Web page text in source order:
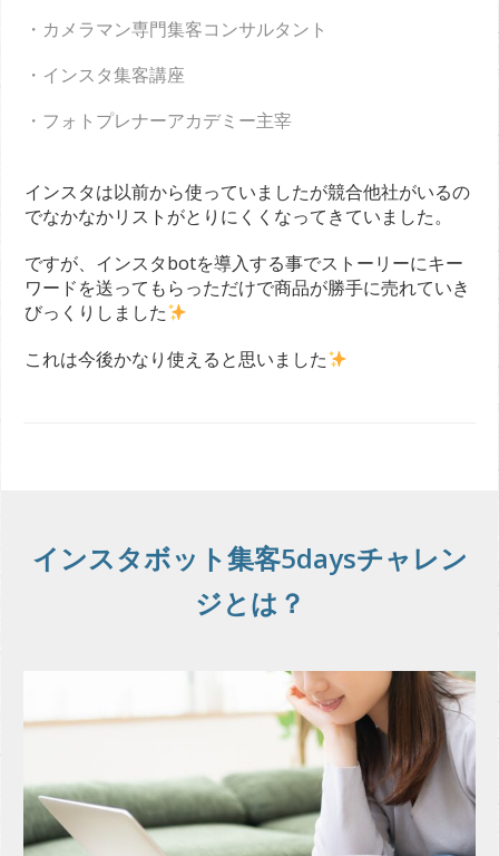
・カメラマン専門集客コンサルタント
・インスタ集客講座
・フォトプレナーアカデミー主宰
インスタは以前から使っていましたが競合他社がいるの
でなかなかリストがとりにくくなってきていました。
ですが、インスタbotを導入する事でストーリーにキー
ワードを送ってもらっただけで商品が勝手に売れていき
びっくりしました
これは今後かなり使えると思いました
インスタボット集客5daysチャレン
ジとは？